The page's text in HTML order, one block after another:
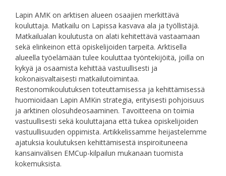
Lapin AMK on arktisen alueen osaajien merkittävä
kouluttaja. Matkailu on Lapissa kasvava ala ja työllistäjä.
Matkailualan koulutusta on alati kehitettävä vastaamaan
sekä elinkeinon että opiskelijoiden tarpeita. Arktisella
alueella työelämään tulee kouluttaa työntekijöitä, joilla on
kykyä ja osaamista kehittää vastuullisesti ja
kokonaisvaltaisesti matkailutoimintaa.
Restonomikoulutuksen toteuttamisessa ja kehittämisessä
huomioidaan Lapin AMKin strategia, erityisesti pohjoisuus
ja arktinen olosuhdeosaaminen. Tavoitteena on toimia
vastuullisesti sekä kouluttajana että tukea opiskelijoiden
vastuullisuuden oppimista. Artikkelissamme heijastelemme
ajatuksia koulutuksen kehittämisestä inspiroituneena
kansainvälisen EMCup-kilpailun mukanaan tuomista
kokemuksista.